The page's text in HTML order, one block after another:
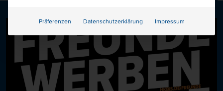
Präferenzen Datenschutzerklärung Impressum